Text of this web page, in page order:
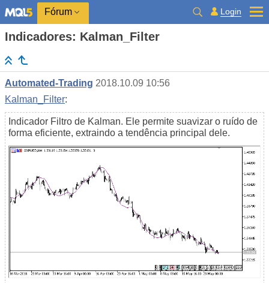
Fórum Login
Indicadores: Kalman_Filter
Automated-Trading 2018.10.09 10:56
Kalman_Filter:
Indicador Filtro de Kalman. Ele permite suavizar o ruído de
forma eficiente, extraindo a tendência principal dele.